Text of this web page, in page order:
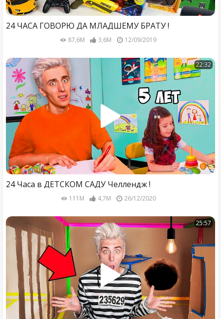
24 ЧАСА ГОВОРЮ ДА МЛАДШЕМУ БРАТУ !
87,6M 3,6M 12/09/2019
22:32
24 Часа в ДЕТСКОМ САДУ Челлендж !
111M 4,7M 26/12/2020
25:57